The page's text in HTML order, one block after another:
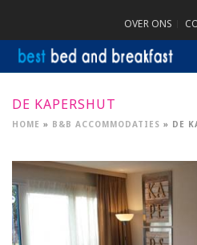
OVER ONS
DE KAPERSHUT
HOME » B&B ACCOMMODATIES » DE